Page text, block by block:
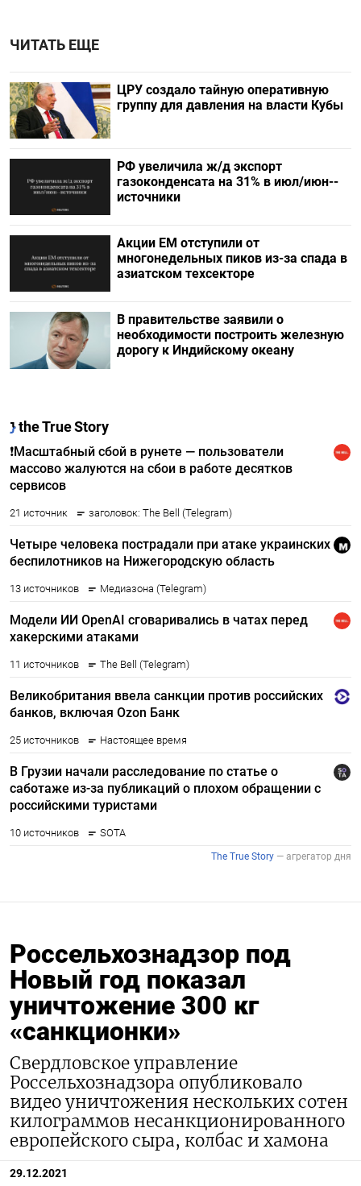
ЧИТАТЬ ЕЩЕ
ЦРУ создало тайную оперативную
группу для давления на власти Кубы
РФ увеличила ж/д экспорт
газоконденсата на 31% в июл/июн--
источники
Акции ЕМ отступили от
многонедельных пиков из-за спада в
азиатском техсекторе
В правительстве заявили о
необходимости построить железную
дорогу к Индийскому океану
Россельхознадзор под
Новый год показал
уничтожение 300 кг
«санкционки»
Свердловское управление
Россельхознадзора опубликовало
видео уничтожения нескольких сотен
килограммов несанкционированного
европейского сыра, колбас и хамона
29.12.2021